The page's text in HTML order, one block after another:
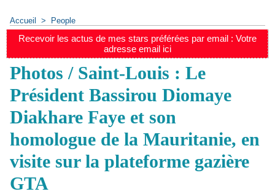
Accueil > People
Recevoir les actus de mes stars préférées par email : Votre
adresse email ici
Photos / Saint-Louis : Le
Président Bassirou Diomaye
Diakhare Faye et son
homologue de la Mauritanie, en
visite sur la plateforme gazière
GTA